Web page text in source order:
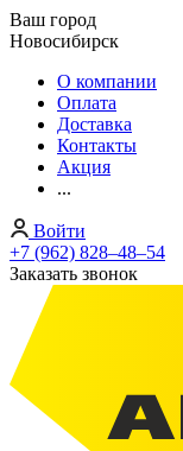
Ваш город
Новосибирск
О компании
Оплата
Доставка
Контакты
Акция
...
Войти
+7 (962) 828‒48‒54
Заказать звонок